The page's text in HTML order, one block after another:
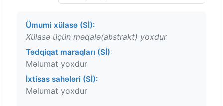
Ümumi xülasə (Sİ):
Xülasə üçün məqalə(abstrakt) yoxdur
Tədqiqat maraqları (Sİ):
Məlumat yoxdur
İxtisas sahələri (Sİ):
Məlumat yoxdur